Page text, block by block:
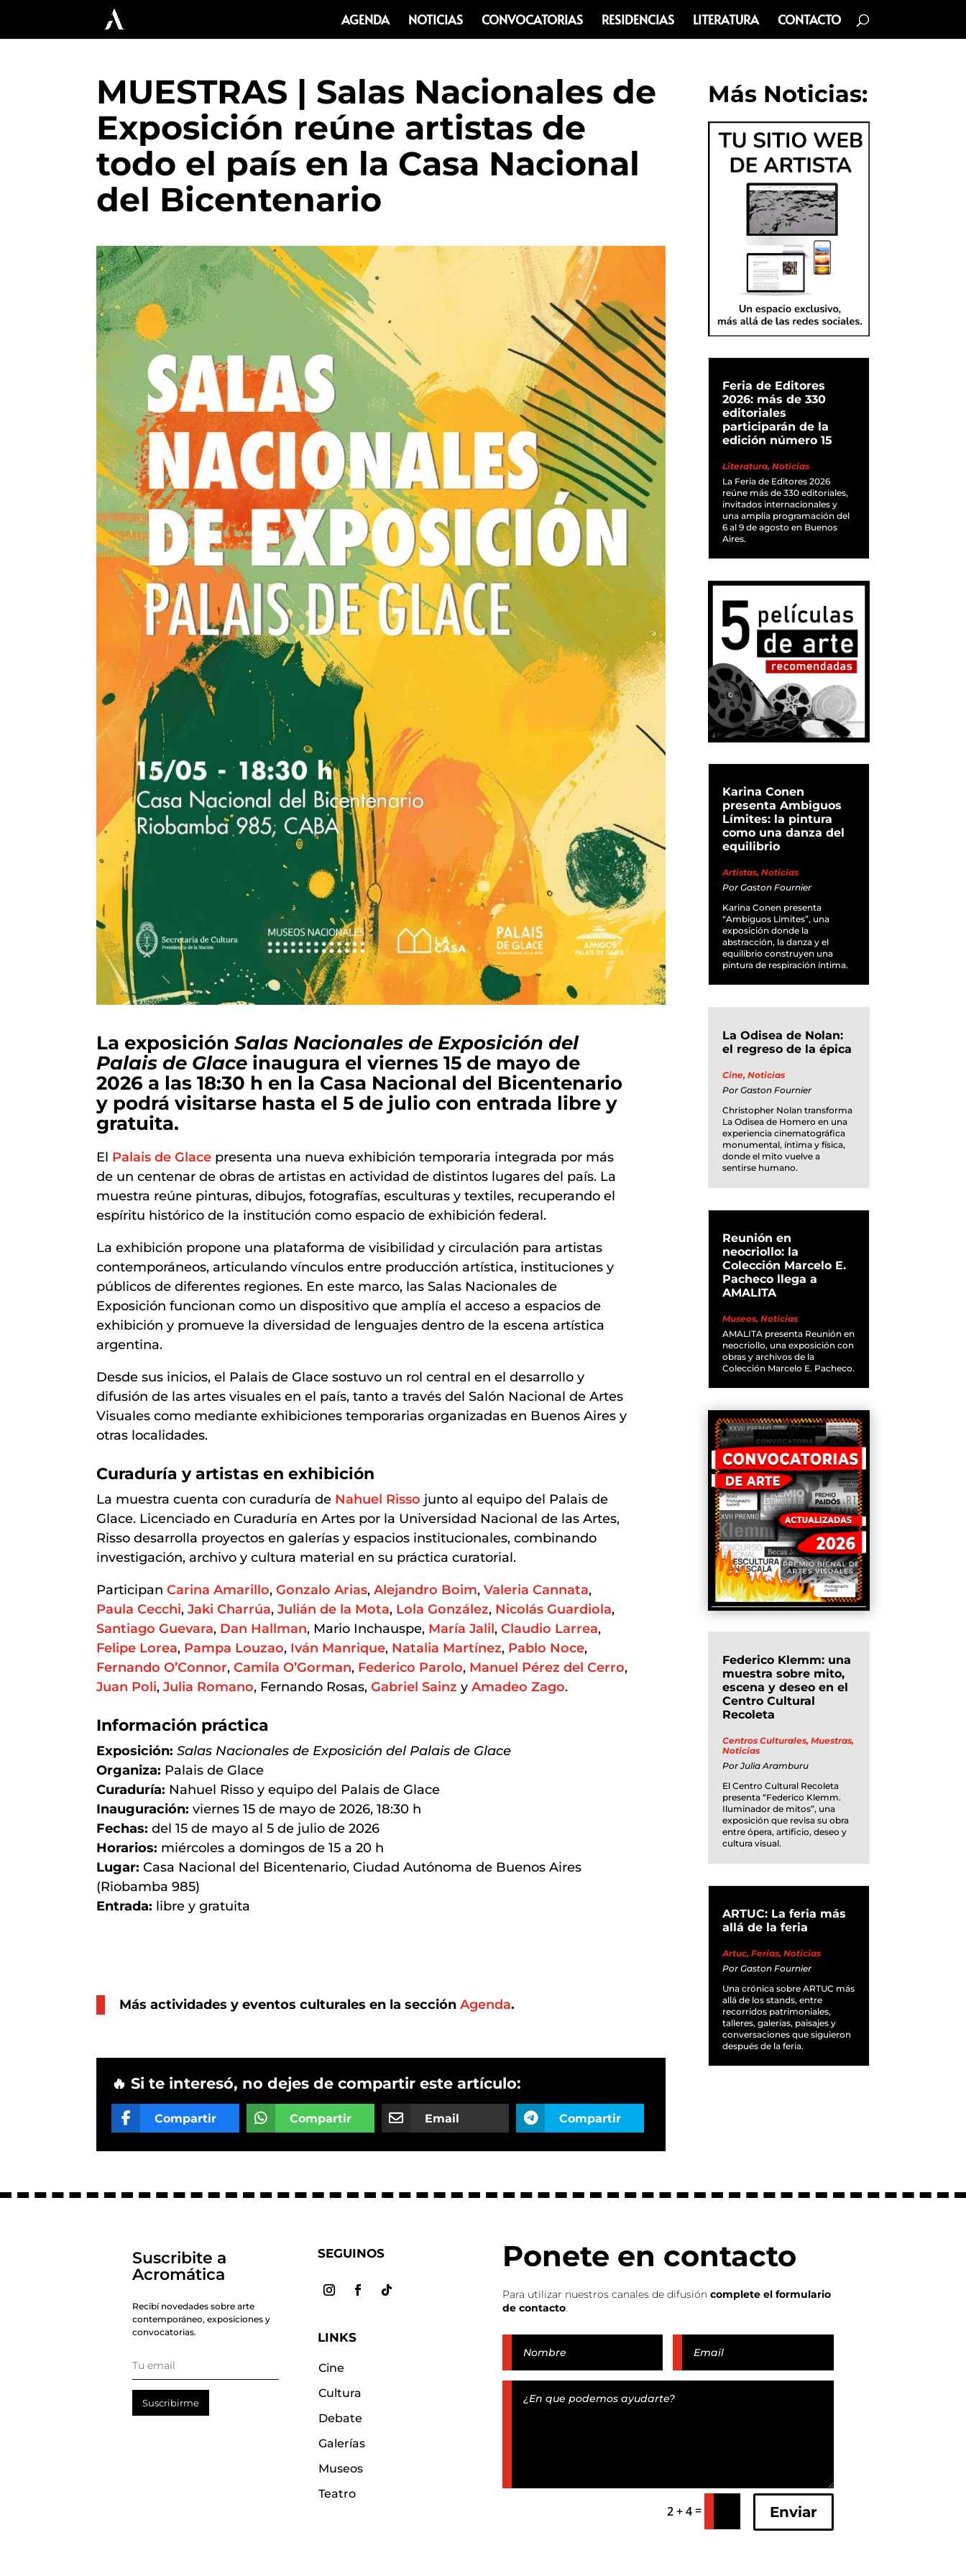
AGENDA NOTICIAS CONVOCATORIAS RESIDENCIAS LITERATURA CONTACTO
MUESTRAS | Salas Nacionales de
Exposición reúne artistas de
todo el país en la Casa Nacional
del Bicentenario
La exposiciónSalas Nacionales de Exposición del
Palais de Glace inaugura el viernes 15 de mayo de
2026 a las 18:30 h en la Casa Nacional del Bicentenario
y podrá visitarse hasta el 5 de julio con entrada libre y
gratuita.
El Palais de Glace presenta una nueva exhibición temporaria integrada por más
de un centenar de obras de artistas en actividad de distintos lugares del país. La
muestra reúne pinturas, dibujos, fotografías, esculturas y textiles, recuperando el
espíritu histórico de la institución como espacio de exhibición federal.
La exhibición propone una plataforma de visibilidad y circulación para artistas
contemporáneos, articulando vínculos entre producción artística, instituciones y
públicos de diferentes regiones. En este marco, las Salas Nacionales de
Exposición funcionan como un dispositivo que amplía el acceso a espacios de
exhibición y promueve la diversidad de lenguajes dentro de la escena artística
argentina.
Desde sus inicios, el Palais de Glace sostuvo un rol central en el desarrollo y
difusión de las artes visuales en el país, tanto a través del Salón Nacional de Artes
Visuales como mediante exhibiciones temporarias organizadas en Buenos Aires y
otras localidades.
Curaduría y artistas en exhibición
La muestra cuenta con curaduría de Nahuel Risso junto al equipo del Palais de
Glace. Licenciado en Curaduría en Artes por la Universidad Nacional de las Artes,
Risso desarrolla proyectos en galerías y espacios institucionales, combinando
investigación, archivo y cultura material en su práctica curatorial.
ParticipanCarina Amarillo,Gonzalo Arias,Alejandro Boim,Valeria Cannata,
Paula Cecchi,Jaki Charrúa,Julián de la Mota, Lola González, Nicolás Guardiola,
Santiago Guevara, Dan Hallman, Mario Inchauspe, María Jalil,Claudio Larrea,
Felipe Lorea, Pampa Louzao, Iván Manrique, Natalia Martínez, Pablo Noce,
Fernando O’Connor,Camila O’Gorman, Federico Parolo, Manuel Pérez del Cerro,
Juan Poli,Julia Romano, Fernando Rosas,Gabriel Sainz yAmadeo Zago.
Información práctica
Exposición: Salas Nacionales de Exposición del Palais de Glace
Organiza: Palais de Glace
Curaduría: Nahuel Risso y equipo del Palais de Glace
Inauguración: viernes 15 de mayo de 2026, 18:30 h
Fechas: del 15 de mayo al 5 de julio de 2026
Horarios: miércoles a domingos de 15 a 20 h
Lugar: Casa Nacional del Bicentenario, Ciudad Autónoma de Buenos Aires
(Riobamba 985)
Entrada: libre y gratuita
Más actividades y eventos culturales en la secciónAgenda.
🔥 Si te interesó, no dejes de compartir este artículo:
Compartir Compartir Email Compartir
Más Noticias:
Feria de Editores
2026: más de 330
editoriales
participarán de la
edición número 15
Literatura,Noticias
La Feria de Editores 2026
reúne más de 330 editoriales,
invitados internacionales y
una amplia programación del
6 al 9 de agosto en Buenos
Aires.
Karina Conen
presenta Ambiguos
Límites: la pintura
como una danza del
equilibrio
Artistas,Noticias
PorGaston Fournier
Karina Conen presenta
“Ambiguos Límites”, una
exposición donde la
abstracción, la danza y el
equilibrio construyen una
pintura de respiración íntima.
La Odisea de Nolan:
el regreso de la épica
Cine,Noticias
PorGaston Fournier
Christopher Nolan transforma
La Odisea de Homero en una
experiencia cinematográfica
monumental, íntima y física,
donde el mito vuelve a
sentirse humano.
Reunión en
neocriollo: la
Colección Marcelo E.
Pacheco llega a
AMALITA
Museos,Noticias
AMALITA presenta Reunión en
neocriollo, una exposición con
obras y archivos de la
Colección Marcelo E. Pacheco.
Federico Klemm: una
muestra sobre mito,
escena y deseo en el
Centro Cultural
Recoleta
Centros Culturales,Muestras,
Noticias
PorJulia Aramburu
El Centro Cultural Recoleta
presenta “Federico Klemm.
Iluminador de mitos”, una
exposición que revisa su obra
entre ópera, artificio, deseo y
cultura visual.
ARTUC: La feria más
allá de la feria
Artuc,Ferias,Noticias
PorGaston Fournier
Una crónica sobre ARTUC más
allá de los stands, entre
recorridos patrimoniales,
talleres, galerías, paisajes y
conversaciones que siguieron
después de la feria.
Suscribite a
Acromática
Recibí novedades sobre arte
contemporáneo, exposiciones y
convocatorias.
Suscribirme
SEGUINOS
LINKS
Cine
Cultura
Debate
Galerías
Museos
Teatro
Ponete en contacto
Para utilizar nuestros canales de difusión complete el formulario
de contacto.
2 + 4= Enviar